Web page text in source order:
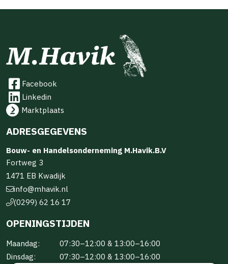
Facebook
Linkedin
Marktplaats
ADRESGEGEVENS
Bouw- en Handelsonderneming M.Havik.B.V
Fortweg 3
1471 EB Kwadijk
info@mhavik.nl
(0299) 62 16 17
OPENINGSTIJDEN
Maandag:
07:30–12:00 & 13:00–16:00
Dinsdag:
07:30–12:00 & 13:00–16:00